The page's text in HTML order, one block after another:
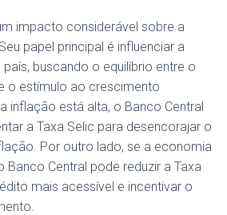
impacto considerável sobre a
papel principal é influenciar a
buscando o equilíbrio entre o
o estímulo ao crescimento
inflação está alta, o Banco Central
a Taxa Selic para desencorajar o
Por outro lado, se a economia
Banco Central pode reduzir a Taxa
mais acessível e incentivar o